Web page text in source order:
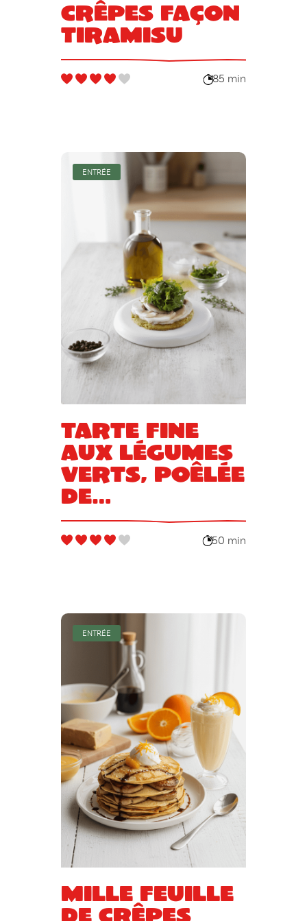
crêpes façon
tiramisu
85 min
ENTRÉE
Tarte fine
aux légumes
verts, poêlée
de
champignons
à l’huile de50 min
ENTRÉE
Mille feuille
de crêpes